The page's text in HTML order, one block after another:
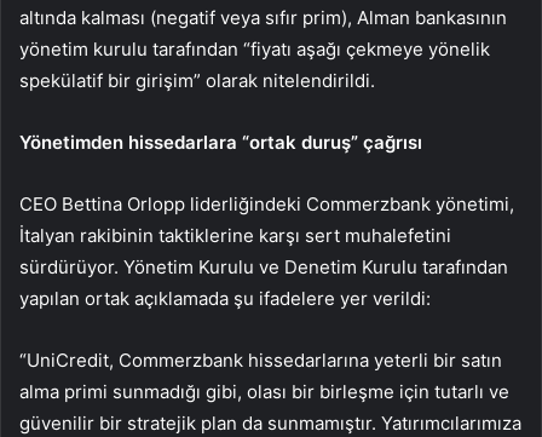
altında kalması (negatif veya sıfır prim), Alman bankasının
yönetim kurulu tarafından “fiyatı aşağı çekmeye yönelik
spekülatif bir girişim” olarak nitelendirildi.
Yönetimden hissedarlara “ortak duruş” çağrısı
CEO Bettina Orlopp liderliğindeki Commerzbank yönetimi,
İtalyan rakibinin taktiklerine karşı sert muhalefetini
sürdürüyor. Yönetim Kurulu ve Denetim Kurulu tarafından
yapılan ortak açıklamada şu ifadelere yer verildi:
“UniCredit, Commerzbank hissedarlarına yeterli bir satın
alma primi sunmadığı gibi, olası bir birleşme için tutarlı ve
güvenilir bir stratejik plan da sunmamıştır. Yatırımcılarımıza